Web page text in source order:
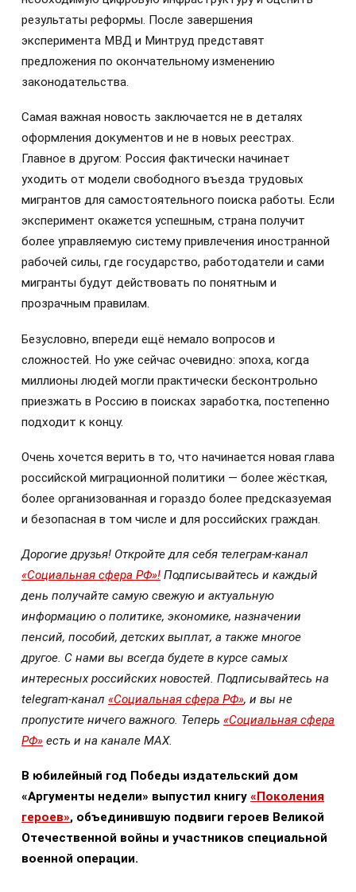
результаты реформы. После завершения
эксперимента МВД и Минтруд представят
предложения по окончательному изменению
законодательства.
Самая важная новость заключается не в деталях
оформления документов и не в новых реестрах.
Главное в другом: Россия фактически начинает
уходить от модели свободного въезда трудовых
мигрантов для самостоятельного поиска работы. Если
эксперимент окажется успешным, страна получит
более управляемую систему привлечения иностранной
рабочей силы, где государство, работодатели и сами
мигранты будут действовать по понятным и
прозрачным правилам.
Безусловно, впереди ещё немало вопросов и
сложностей. Но уже сейчас очевидно: эпоха, когда
миллионы людей могли практически бесконтрольно
приезжать в Россию в поисках заработка, постепенно
подходит к концу.
Очень хочется верить в то, что начинается новая глава
российской миграционной политики — более жёсткая,
более организованная и гораздо более предсказуемая
и безопасная в том числе и для российских граждан.
Дорогие друзья! Откройте для себя телеграм-канал
«Социальная сфера РФ»! Подписывайтесь и каждый
день получайте самую свежую и актуальную
информацию о политике, экономике, назначении
пенсий, пособий, детских выплат, а также многое
другое. С нами вы всегда будете в курсе самых
интересных российских новостей. Подписывайтесь на
telegram-канал «Социальная сфера РФ», и вы не
пропустите ничего важного. Теперь «Социальная сфера
РФ» есть и на канале МАХ.
В юбилейный год Победы издательский дом
«Аргументы недели» выпустил книгу «Поколения
героев», объединившую подвиги героев Великой
Отечественной войны и участников специальной
военной операции.